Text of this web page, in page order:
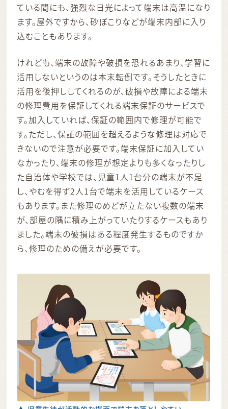
ている間にも、強烈な日光によって端末は高温になり
ます。屋外ですから、砂ぼこりなどが端末内部に入り
込むこともあります。
けれども、端末の故障や破損を恐れるあまり、学習に
活用しないというのは本末転倒です。そうしたときに
活用を後押ししてくれるのが、破損や故障による端末
の修理費用を保証してくれる端末保証のサービスで
す。加入していれば、保証の範囲内で修理が可能で
す。ただし、保証の範囲を超えるような修理は対応で
きないので注意が必要です。端末保証に加入してい
なかったり、端末の修理が想定よりも多くなったりし
た自治体や学校では、児童1人1台分の端末が不足
し、やむを得ず2人1台で端末を活用しているケース
もあります。また修理のめどが立たない複数の端末
が、部屋の隅に積み上がっていたりするケースもあり
ました。端末の破損はある程度発生するものですか
ら、修理のための備えが必要です。